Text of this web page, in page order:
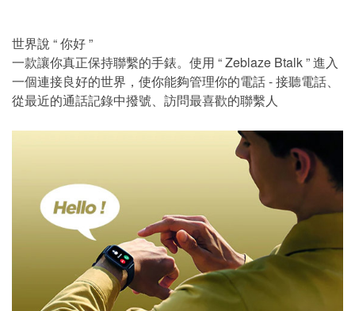
世界說 “ 你好 ”
一款讓你真正保持聯繫的手錶。使用 “ Zeblaze Btalk ” 進入
一個連接良好的世界，使你能夠管理你的電話 - 接聽電話、
從最近的通話記錄中撥號、訪問最喜歡的聯繫人